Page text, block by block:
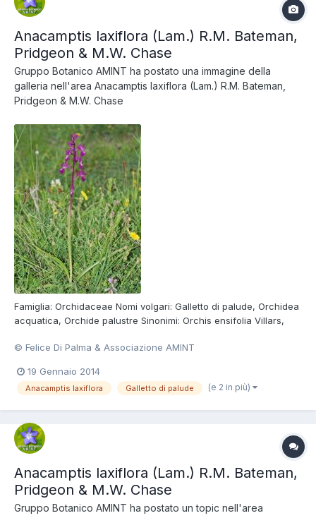
Anacamptis laxiflora (Lam.) R.M. Bateman,
Pridgeon & M.W. Chase
Gruppo Botanico AMINT ha postato una immagine della
galleria nell'area Anacamptis laxiflora (Lam.) R.M. Bateman,
Pridgeon & M.W. Chase
Famiglia: Orchidaceae Nomi volgari: Galletto di palude, Orchidea
acquatica, Orchide palustre Sinonimi: Orchis ensifolia Villars,
Orchis palustris subsp. laxiflora Friedrichsthal Foto di Felice Di
© Felice Di Palma & Associazione AMINT
19 Gennaio 2014
Anacamptis laxiflora Galletto di palude (e 2 in più)
Anacamptis laxiflora (Lam.) R.M. Bateman,
Pridgeon & M.W. Chase
Gruppo Botanico AMINT ha postato un topic nell'area